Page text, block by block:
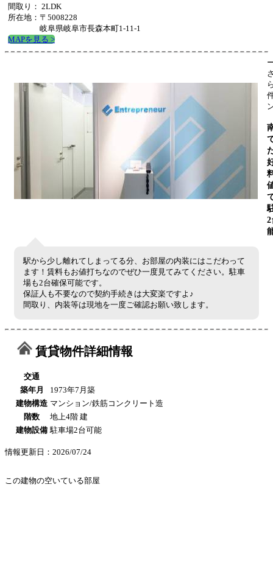
間取り： 2LDK
所在地：〒5008228
岐阜県岐阜市長森本町1-11-1
MAPを見る >
駅から少し離れてしまってる分、お部屋の内装にはこだわって
ます！賃料もお値打ちなのでぜひ一度見てみてください。駐車
場も2台確保可能です。
保証人も不要なので契約手続きは大変楽ですよ♪
間取り、内装等は現地を一度ご確認お願い致します。
賃貸物件詳細情報
交通
築年月
1973年7月築
建物構造 マンション/鉄筋コンクリート造
階数
地上4階 建
建物設備 駐車場2台可能
情報更新日：2026/07/24
この建物の空いている部屋